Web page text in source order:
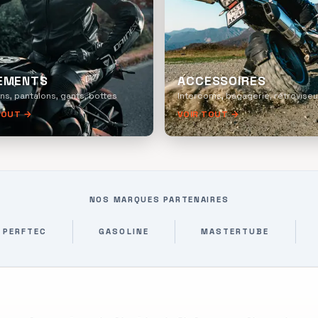
pantalons, gants, bottes
→
ACCESSOIRES
Intercoms, bagagerie,
VOIR TOUT →
NOS MARQUES PARTENAIRES
GASOLINE MASTERTUBE KYOTO